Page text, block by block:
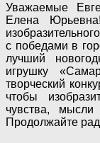
Уважаемые
Елена
с победами в
лучший
игрушку
творческий
чтобы
чувства,
Продолжайте